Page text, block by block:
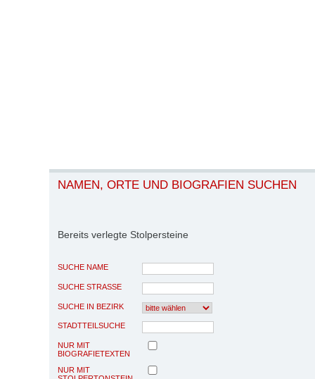
NAMEN, ORTE UND BIOGRAFIEN SUCHEN
Bereits verlegte Stolpersteine
SUCHE NAME
SUCHE STRASSE
SUCHE IN BEZIRK
STADTTEILSUCHE
NUR MIT
BIOGRAFIETEXTEN
NUR MIT